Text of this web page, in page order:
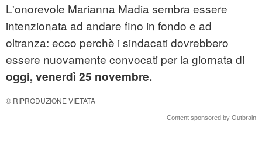
L'onorevole Marianna Madia sembra essere
intenzionata ad andare fino in fondo e ad
oltranza: ecco perchè i sindacati dovrebbero
essere nuovamente convocati per la giornata di
oggi, venerdì 25 novembre.
© RIPRODUZIONE VIETATA
Content sponsored by Outbrain